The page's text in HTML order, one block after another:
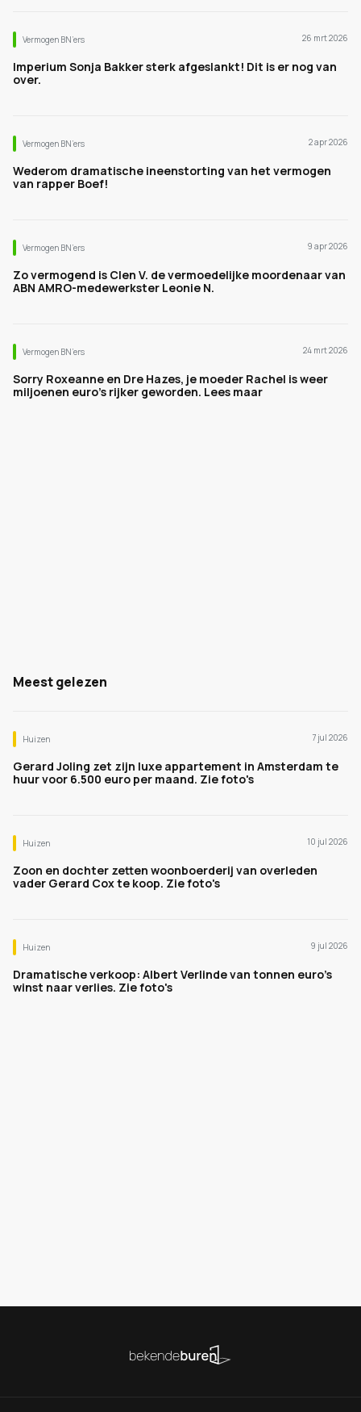
Vermogen BN’ers 26 mrt 2026
Imperium Sonja Bakker sterk afgeslankt! Dit is er nog van
over.
Vermogen BN’ers 2 apr 2026
Wederom dramatische ineenstorting van het vermogen
van rapper Boef!
Vermogen BN’ers 9 apr 2026
Zo vermogend is Clen V. de vermoedelijke moordenaar van
ABN AMRO-medewerkster Leonie N.
Vermogen BN’ers 24 mrt 2026
Sorry Roxeanne en Dre Hazes, je moeder Rachel is weer
miljoenen euro's rijker geworden. Lees maar
Meest gelezen
Huizen 7 jul 2026
Gerard Joling zet zijn luxe appartement in Amsterdam te
huur voor 6.500 euro per maand. Zie foto's
Huizen 10 jul 2026
Zoon en dochter zetten woonboerderij van overleden
vader Gerard Cox te koop. Zie foto's
Huizen 9 jul 2026
Dramatische verkoop: Albert Verlinde van tonnen euro's
winst naar verlies. Zie foto's